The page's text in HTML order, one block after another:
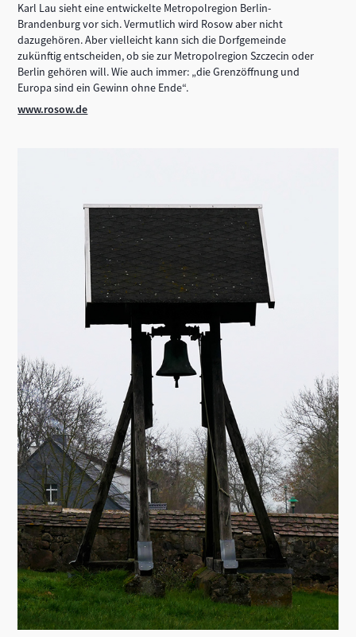
Karl Lau sieht eine entwickelte Metropolregion Berlin-
Brandenburg vor sich. Vermutlich wird Rosow aber nicht
dazugehören. Aber vielleicht kann sich die Dorfgemeinde
zukünftig entscheiden, ob sie zur Metropolregion Szczecin oder
Berlin gehören will. Wie auch immer: „die Grenzöffnung und
Europa sind ein Gewinn ohne Ende“.
www.rosow.de